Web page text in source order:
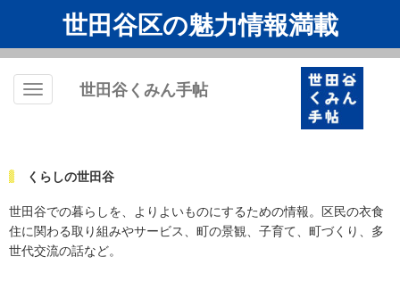
世田谷区の魅力情報満載
Toggle
世田谷くみん手帖
くらしの世田谷
世田谷での暮らしを、よりよいものにするための情報。区民の衣食
住に関わる取り組みやサービス、町の景観、子育て、町づくり、多
世代交流の話など。